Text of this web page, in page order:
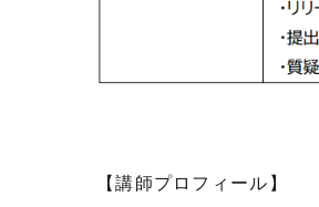
【講師プロフィール】